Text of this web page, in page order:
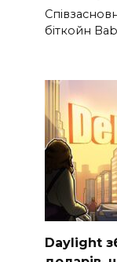
біткойн
Daylight